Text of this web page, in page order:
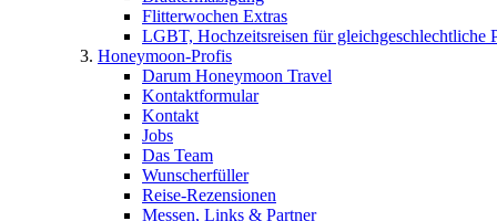
Flitterwochen Extras
LGBT, Hochzeitsreisen für gleichgeschlechtliche
Honeymoon-Profis
Darum Honeymoon Travel
Kontaktformular
Kontakt
Jobs
Das Team
Wunscherfüller
Reise-Rezensionen
Messen, Links & Partner